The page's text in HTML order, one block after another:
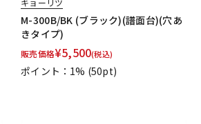
キョーリツ
M-300B/BK (ブラック)(譜面台)(穴あ
きタイプ)
販売価格¥5,500(税込)
ポイント：1% (50pt)